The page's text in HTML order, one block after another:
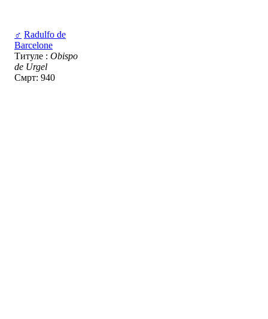
♂ Radulfo de
Barcelone
Титуле : Obispo
de Urgel
Смрт: 940